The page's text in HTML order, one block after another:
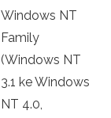
Windows NT
Family
(Windows NT
3.1 ke Windows
NT 4.0,